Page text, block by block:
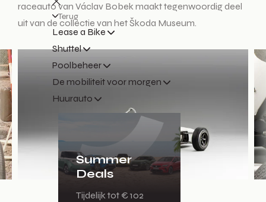
Terug
Lease a Bike
Shuttel
Poolbeheer
De mobiliteit voor morgen
Huurauto
Summer
Deals
Tijdelijk tot € 102
raceauto van Václav Bobek maakt tegenwoordig deel
uit van de collectie van het Škoda Museum.